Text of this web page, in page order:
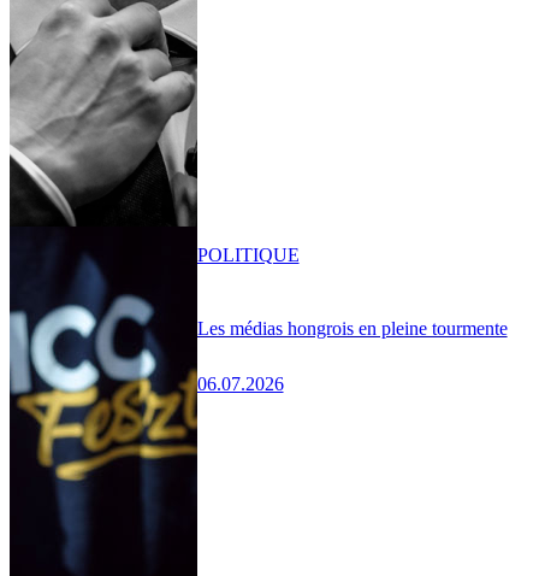
Les médias hongrois en pleine tourmente
06.07.2026
POLITIQUE